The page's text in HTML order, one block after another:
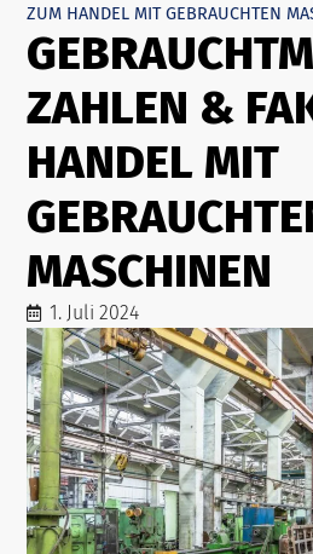
ZUM HANDEL MIT GEBRAUCHTEN
ZAHLEN &
HANDEL MIT
MASCHINEN
1. Juli 2024